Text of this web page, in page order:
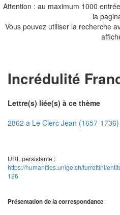
Attention : au maximum 1000
la
Vous pouvez utiliser la recherche
Incrédulité
Lettre(s) liée(s) à ce thème
2862 a Le Clerc Jean (1657-1736)
URL persistante :
https://humanities.unige.ch/turrettini/
126
Présentation de la correspondance